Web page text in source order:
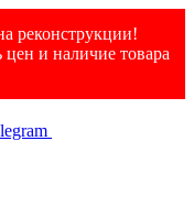
реконструкции!
цен и наличие товара